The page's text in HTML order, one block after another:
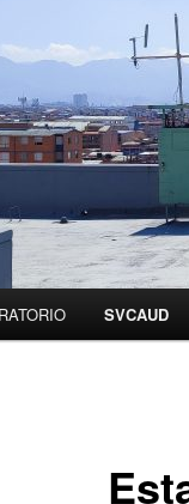
contenido principal
contenido secundario
SVCAUD